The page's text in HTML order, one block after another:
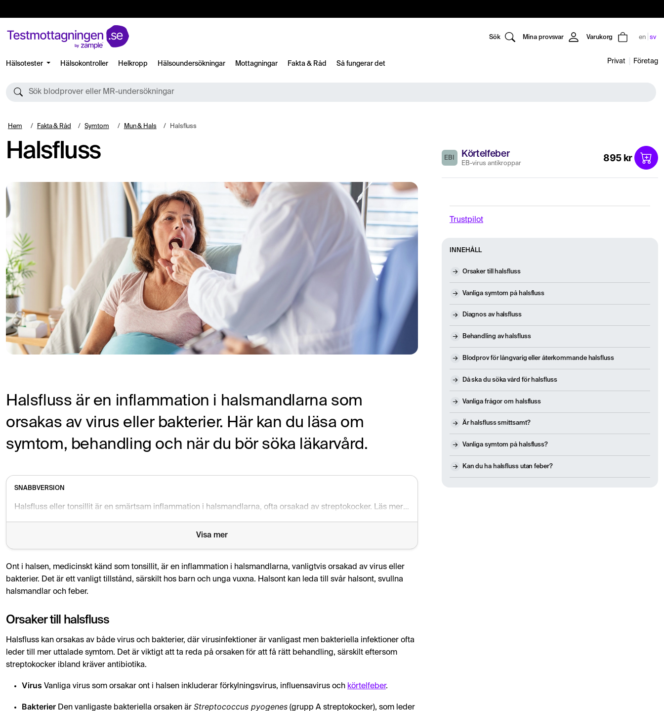
Sök Mina provsvar Varukorg en sv
Hälsotester Hälsokontroller Helkropp Hälsoundersökningar Mottagningar Fakta & Råd Så fungerar det Privat Företag
Sök blodprover eller MR-undersökningar
Hem Fakta & Råd Symtom Mun & Hals Halsfluss
Halsfluss
Halsfluss är en inflammation i halsmandlarna som
orsakas av virus eller bakterier. Här kan du läsa om
symtom, behandling och när du bör söka läkarvård.
EBI Körtelfeber
EB-virus antikroppar 895 kr
Trustpilot
INNEHÅLL
Orsaker till halsfluss
Vanliga symtom på halsfluss
Diagnos av halsfluss
Behandling av halsfluss
Blodprov för långvarig eller återkommande halsfluss
Då ska du söka vård för halsfluss
Vanliga frågor om halsfluss
Är halsfluss smittsamt?
Vanliga symtom på halsfluss?
Kan du ha halsfluss utan feber?
SNABBVERSION
Halsfluss eller tonsillit är en smärtsam inflammation i halsmandlarna, ofta orsakad av streptokocker. Läs mer om behandling och hur du utreder långvariga problem.
Visa mer
Ont i halsen, medicinskt känd som tonsillit, är en inflammation i halsmandlarna, vanligtvis orsakad av virus eller
bakterier. Det är ett vanligt tillstånd, särskilt hos barn och unga vuxna. Halsont kan leda till svår halsont, svullna
halsmandlar och feber.
Orsaker till halsfluss
Halsfluss kan orsakas av både virus och bakterier, där virusinfektioner är vanligast men bakteriella infektioner ofta
leder till mer uttalade symtom. Det är viktigt att ta reda på orsaken för att få rätt behandling, särskilt eftersom
streptokocker ibland kräver antibiotika.
Virus Vanliga virus som orsakar ont i halsen inkluderar förkylningsvirus, influensavirus och körtelfeber.
Bakterier Den vanligaste bakteriella orsaken är Streptococcus pyogenes (grupp A streptokocker), som leder